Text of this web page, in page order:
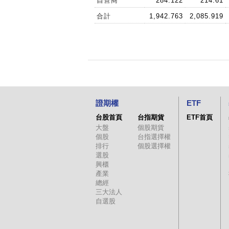
合計 1,942.763 2,085.919
證期權
台股首頁
大盤
個股
排行
選股
興櫃
產業
總經
三大法人
自選股
台指期貨
個股期貨
台指選擇權
個股選擇權
ETF
ETF首頁